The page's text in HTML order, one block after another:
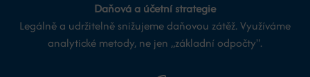
Daňová a účetní strategie
Legálně a udržitelně snižujeme daňovou zátěž. Využíváme
analytické metody, ne jen „základní odpočty".